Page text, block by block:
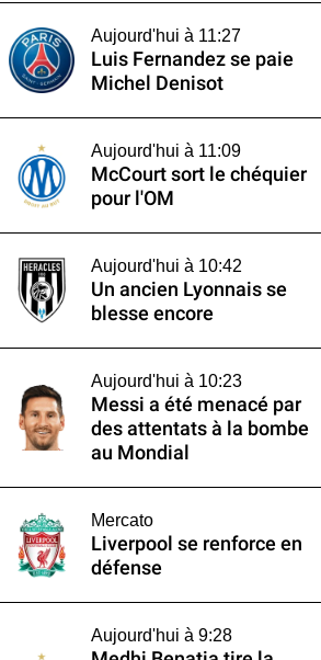
Aujourd'hui à 11:27
Luis Fernandez se paie
Michel Denisot
Aujourd'hui à 11:09
McCourt sort le chéquier
pour l'OM
Aujourd'hui à 10:42
Un ancien Lyonnais se
blesse encore
Aujourd'hui à 10:23
Messi a été menacé par
des attentats à la bombe
au Mondial
Mercato
Liverpool se renforce en
défense
Aujourd'hui à 9:28